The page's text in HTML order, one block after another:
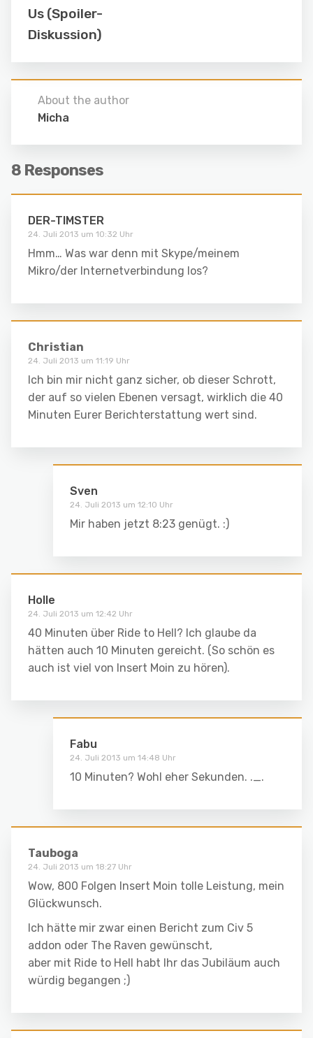
Us (Spoiler-
Diskussion)
About the author
Micha
8 Responses
DER-TIMSTER
24. Juli 2013 um 10:32 Uhr
Hmm… Was war denn mit Skype/meinem
Mikro/der Internetverbindung los?
Christian
24. Juli 2013 um 11:19 Uhr
Ich bin mir nicht ganz sicher, ob dieser Schrott,
der auf so vielen Ebenen versagt, wirklich die 40
Minuten Eurer Berichterstattung wert sind.
Sven
24. Juli 2013 um 12:10 Uhr
Mir haben jetzt 8:23 genügt. :)
Holle
24. Juli 2013 um 12:42 Uhr
40 Minuten über Ride to Hell? Ich glaube da
hätten auch 10 Minuten gereicht. (So schön es
auch ist viel von Insert Moin zu hören).
Fabu
24. Juli 2013 um 14:48 Uhr
10 Minuten? Wohl eher Sekunden. ._.
Tauboga
24. Juli 2013 um 18:27 Uhr
Wow, 800 Folgen Insert Moin tolle Leistung, mein
Glückwunsch.
Ich hätte mir zwar einen Bericht zum Civ 5
addon oder The Raven gewünscht,
aber mit Ride to Hell habt Ihr das Jubiläum auch
würdig begangen ;)